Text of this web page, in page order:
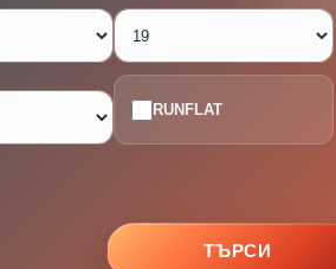
RUNFLAT
ТЪРСИ